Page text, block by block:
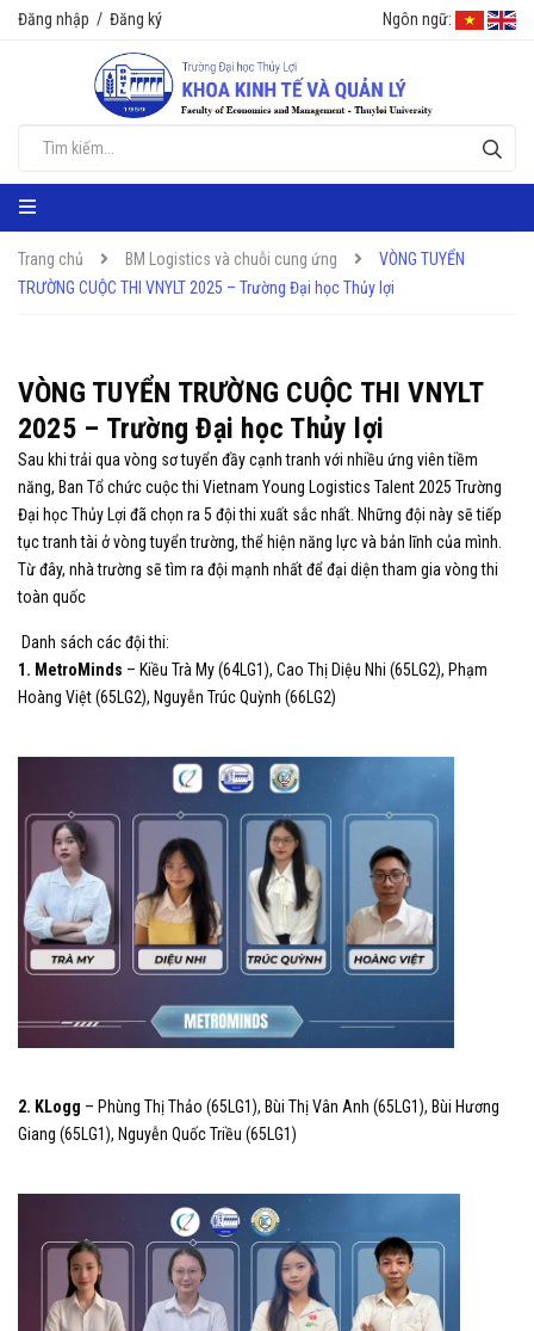
Đăng nhập / Đăng ký Ngôn ngữ:
Trang chủ BM Logistics và chuỗi cung ứng
VÒNG TUYỂN
TRƯỜNG CUỘC THI VNYLT 2025 – Trường Đại học Thủy lợi
VÒNG TUYỂN TRƯỜNG CUỘC THI VNYLT
2025 – Trường Đại học Thủy lợi
Sau khi trải qua vòng sơ tuyển đầy cạnh tranh với nhiều ứng viên tiềm
năng, Ban Tổ chức cuộc thi Vietnam Young Logistics Talent 2025 Trường
Đại học Thủy Lợi đã chọn ra 5 đội thi xuất sắc nhất. Những đội này sẽ tiếp
tục tranh tài ở vòng tuyển trường, thể hiện năng lực và bản lĩnh của mình.
Từ đây, nhà trường sẽ tìm ra đội mạnh nhất để đại diện tham gia vòng thi
toàn quốc
Danh sách các đội thi:
1. MetroMinds – Kiều Trà My (64LG1), Cao Thị Diệu Nhi (65LG2), Phạm
Hoàng Việt (65LG2), Nguyễn Trúc Quỳnh (66LG2)
2. KLogg – Phùng Thị Thảo (65LG1), Bùi Thị Vân Anh (65LG1), Bùi Hương
Giang (65LG1), Nguyễn Quốc Triều (65LG1)